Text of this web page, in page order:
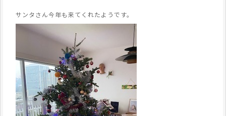
サンタさん今年も来てくれたようです。